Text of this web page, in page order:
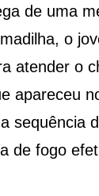
de uma
o
atender o
apareceu
sequência
de fogo